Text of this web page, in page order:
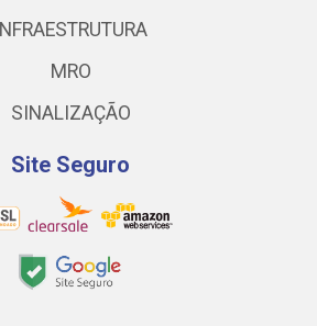
INFRAESTRUTURA
MRO
SINALIZAÇÃO
Site Seguro